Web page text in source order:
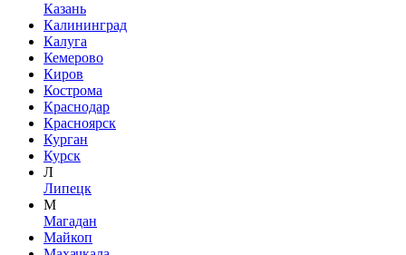
Казань
Калининград
Калуга
Кемерово
Киров
Кострома
Краснодар
Красноярск
Курган
Курск
Л
Липецк
М
Магадан
Майкоп